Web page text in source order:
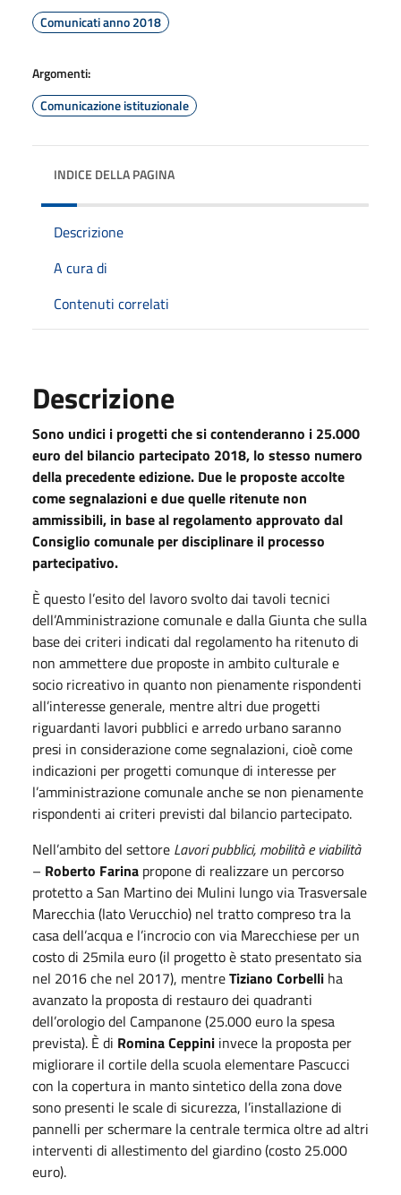
Comunicati anno 2018
Argomenti:
Comunicazione istituzionale
INDICE DELLA PAGINA
Descrizione
A cura di
Contenuti correlati
Descrizione
Sono undici i progetti che si contenderanno i 25.000
euro del bilancio partecipato 2018, lo stesso numero
della precedente edizione. Due le proposte accolte
come segnalazioni e due quelle ritenute non
ammissibili, in base al regolamento approvato dal
Consiglio comunale per disciplinare il processo
partecipativo.
È questo l’esito del lavoro svolto dai tavoli tecnici
dell’Amministrazione comunale e dalla Giunta che sulla
base dei criteri indicati dal regolamento ha ritenuto di
non ammettere due proposte in ambito culturale e
socio ricreativo in quanto non pienamente rispondenti
all’interesse generale, mentre altri due progetti
riguardanti lavori pubblici e arredo urbano saranno
presi in considerazione come segnalazioni, cioè come
indicazioni per progetti comunque di interesse per
l’amministrazione comunale anche se non pienamente
rispondenti ai criteri previsti dal bilancio partecipato.
Nell’ambito del settore Lavori pubblici, mobilità e viabilità
– Roberto Farina propone di realizzare un percorso
protetto a San Martino dei Mulini lungo via Trasversale
Marecchia (lato Verucchio) nel tratto compreso tra la
casa dell’acqua e l’incrocio con via Marecchiese per un
costo di 25mila euro (il progetto è stato presentato sia
nel 2016 che nel 2017), mentreTiziano Corbelli ha
avanzato la proposta di restauro dei quadranti
dell’orologio del Campanone (25.000 euro la spesa
prevista). È di Romina Ceppini invece la proposta per
migliorare il cortile della scuola elementare Pascucci
con la copertura in manto sintetico della zona dove
sono presenti le scale di sicurezza, l’installazione di
pannelli per schermare la centrale termica oltre ad altri
interventi di allestimento del giardino (costo 25.000
euro).